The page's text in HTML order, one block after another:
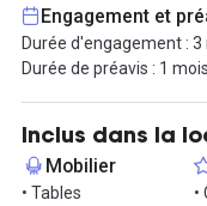
Vous pouvez accéder à
aucune contrainte.
Contactez nous pour
Engagement et
Durée d'engagement : 3
Durée de préavis : 1 mois
Inclus dans la
Mobilier
• Tables
•